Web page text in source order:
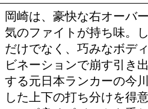
勝ち予想をす
投票の途中経